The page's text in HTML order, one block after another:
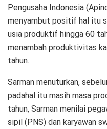
Pengusaha Indonesia
menyambut positif hal itu
usia produktif hingga 60
menambah produktivitas
tahun.
Sarman menuturkan,
padahal itu masih masa
tahun, Sarman menilai
sipil (PNS) dan karyawan